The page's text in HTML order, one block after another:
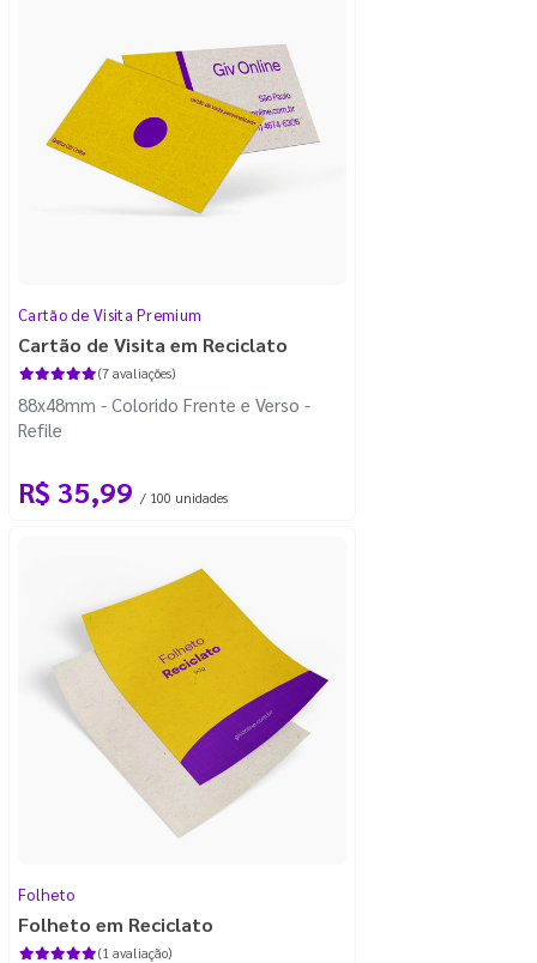
Cartão de Visita Premium
Cartão de Visita em Reciclato
(7 avaliações)
88x48mm - Colorido Frente e Verso -
Refile
R$ 35,99 / 100 unidades
Folheto
Folheto em Reciclato
(1 avaliação)